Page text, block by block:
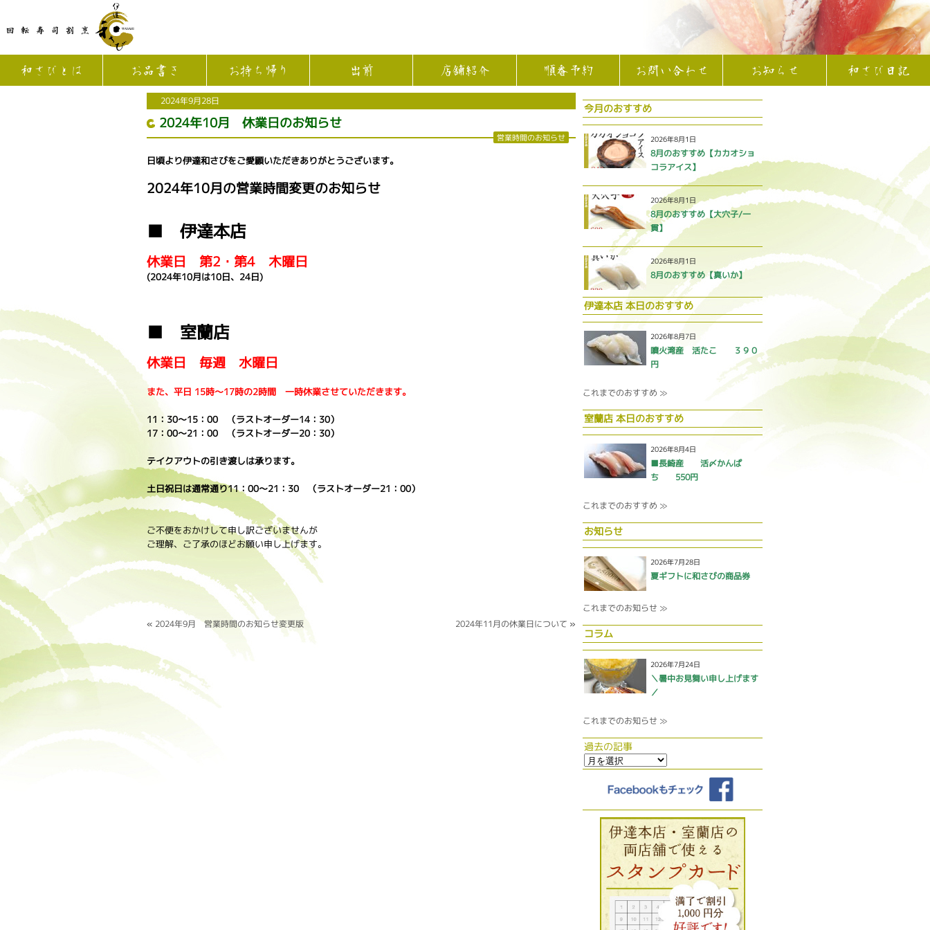
和さびとは お品書き お持ち帰り 出前 店舗紹介 順番予約 お問い合わせ お知らせ 和さび日記
2024年9月28日
2024年10月 休業日のお知らせ
営業時間のお知らせ
日頃より伊達和さびをご愛顧いただきありがとうございます。
2024年10月の営業時間変更のお知らせ
■ 伊達本店
休業日 第2・第4 木曜日
(2024年10月は10日、24日)
■ 室蘭店
休業日 毎週 水曜日
また、平日 15時～17時の2時間 一時休業させていただきます。
11：30～15：00 （ラストオーダー14：30）
17：00～21：00 （ラストオーダー20：30）
テイクアウトの引き渡しは承ります。
土日祝日は通常通り11：00～21：30 （ラストオーダー21：00）
ご不便をおかけして申し訳ございませんが
ご理解、ご了承のほどお願い申し上げます。
« 2024年9月 営業時間のお知らせ変更版 2024年11月の休業日について »
今月のおすすめ
2026年8月1日
8月のおすすめ【カカオショ
コラアイス】
2026年8月1日
8月のおすすめ【大穴子/一
貫】
2026年8月1日
8月のおすすめ【真いか】
伊達本店 本日のおすすめ
2026年8月7日
噴火湾産 活たこ ３９０
円
これまでのおすすめ ≫
室蘭店 本日のおすすめ
2026年8月4日
■長崎産 活〆かんぱ
ち 550円
これまでのおすすめ ≫
お知らせ
2026年7月28日
夏ギフトに和さびの商品券
これまでのお知らせ ≫
コラム
2026年7月24日
＼暑中お見舞い申し上げます
／
これまでのお知らせ ≫
過去の記事